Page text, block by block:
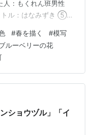
：もくれん班男性
ル：はなみずき ⑤タ
のブルーベリー農園
リーの剪定枝を野焼
定を続けている。 ブ
業中もミツバチが飛
る。
#春を描く #模写
ルーベリーの花
ショウヅル」「イ